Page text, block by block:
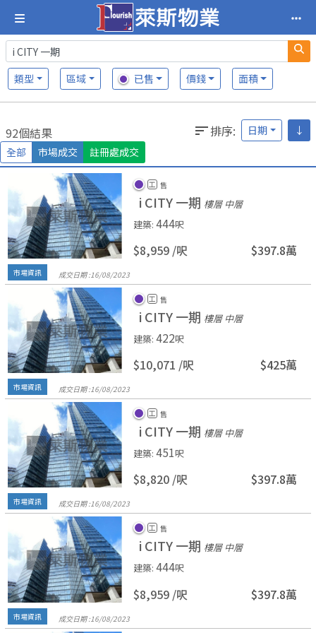
類型 區域 已售 價錢 面積
92個結果 排序: 日期
↓
全部
市場成交 註冊處成交
工 售
i CITY 一期 樓層 中層
建築: 444呎
$8,959 /呎 $397.8萬
市場資訊 成交日期 :16/08/2023
工 售
i CITY 一期 樓層 中層
建築: 422呎
$10,071 /呎 $425萬
市場資訊 成交日期 :16/08/2023
工 售
i CITY 一期 樓層 中層
建築: 451呎
$8,820 /呎 $397.8萬
市場資訊 成交日期 :16/08/2023
工 售
i CITY 一期 樓層 中層
建築: 444呎
$8,959 /呎 $397.8萬
市場資訊 成交日期 : 16/08/2023